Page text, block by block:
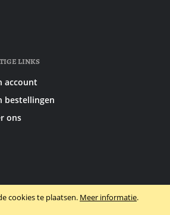
cookies te plaatsen. Meer informatie.
LINKS
account
bestellingen
ons